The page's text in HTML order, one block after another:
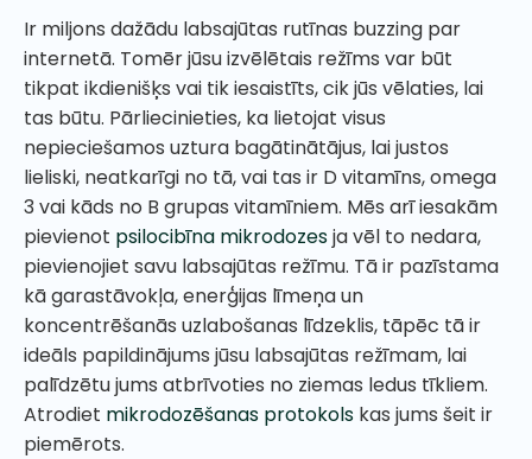
Ir miljons dažādu labsajūtas rutīnas buzzing par
internetā. Tomēr jūsu izvēlētais režīms var būt
tikpat ikdienišķs vai tik iesaistīts, cik jūs vēlaties, lai
tas būtu. Pārliecinieties, ka lietojat visus
nepieciešamos uztura bagātinātājus, lai justos
lieliski, neatkarīgi no tā, vai tas ir D vitamīns, omega
3 vai kāds no B grupas vitamīniem. Mēs arī iesakām
pievienot psilocibīna mikrodozesja vēl to nedara,
pievienojiet savu labsajūtas režīmu. Tā ir pazīstama
kā garastāvokļa, enerģijas līmeņa un
koncentrēšanās uzlabošanas līdzeklis, tāpēc tā ir
ideāls papildinājums jūsu labsajūtas režīmam, lai
palīdzētu jums atbrīvoties no ziemas ledus tīkliem.
Atrodiet mikrodozēšanas protokols kas jums šeit ir
piemērots.